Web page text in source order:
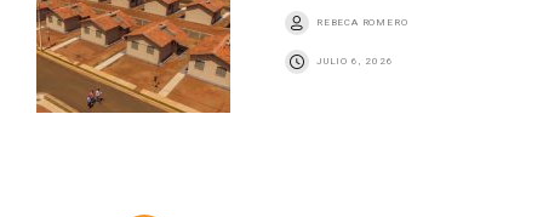
REBECA ROMERO
JULIO 6, 2026